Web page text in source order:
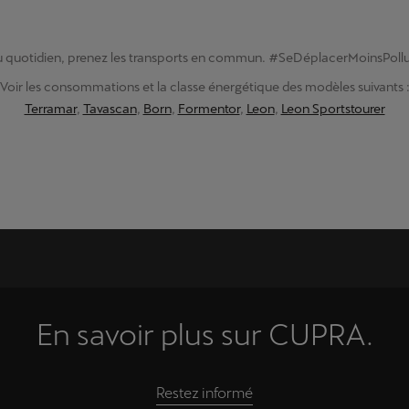
quotidien, prenez les transports en commun.
Voir les consommations et la classe énergétique des modèles suivants :
Terramar, Tavascan, Born, Formentor, Leon, Leon Sportstourer
En savoir plus sur CUPRA.
Restez informé